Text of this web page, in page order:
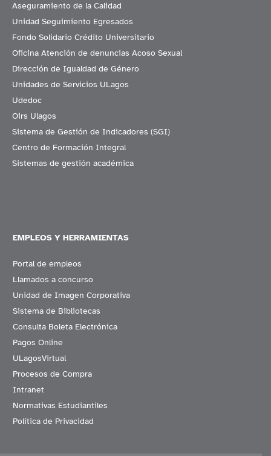
Aseguramiento de la Calidad
Unidad Seguimiento Egresados
Fondo Solidario Crédito Universitario
Oficina Atención de denuncias Acoso Sexual
Dirección de Igualdad de Género
Unidades de Servicios ULagos
Udedoc
Oirs Ulagos
Sistema de Gestión de Indicadores (SGI)
Centro de Formación Integral
Sistemas de gestión académica
EMPLEOS Y HERRAMIENTAS
Portal de empleos
Llamados a concurso
Unidad de Imagen Corporativa
Sistema de Bibliotecas
Consulta Boleta Electrónica
Pagos Online
ULagosVirtual
Procesos de Compra
Intranet
Normativas Estudiantiles
Política de Privacidad